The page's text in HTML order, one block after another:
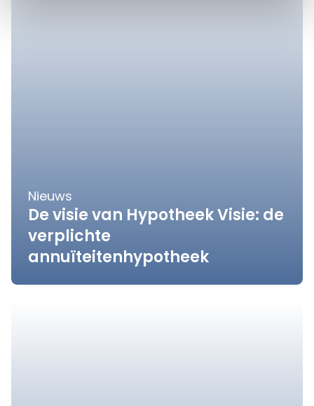
Nieuws
De visie van Hypotheek Visie: de
verplichte
annuïteitenhypotheek